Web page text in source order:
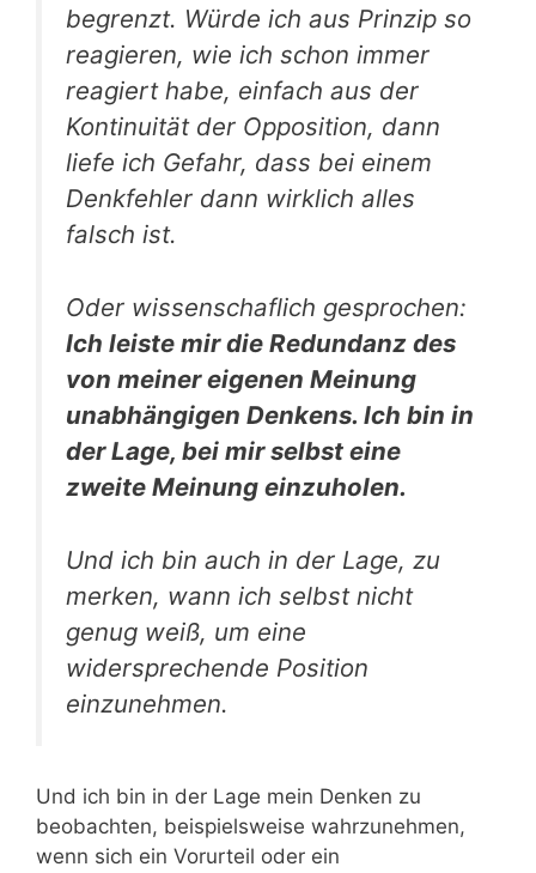
begrenzt. Würde ich aus Prinzip so
reagieren, wie ich schon immer
reagiert habe, einfach aus der
Kontinuität der Opposition, dann
liefe ich Gefahr, dass bei einem
Denkfehler dann wirklich alles
falsch ist.
Oder wissenschaflich gesprochen:
Ich leiste mir die Redundanz des
von meiner eigenen Meinung
unabhängigen Denkens. Ich bin in
der Lage, bei mir selbst eine
zweite Meinung einzuholen.
Und ich bin auch in der Lage, zu
merken, wann ich selbst nicht
genug weiß, um eine
widersprechende Position
einzunehmen.
Und ich bin in der Lage mein Denken zu
beobachten, beispielsweise wahrzunehmen,
wenn sich ein Vorurteil oder ein